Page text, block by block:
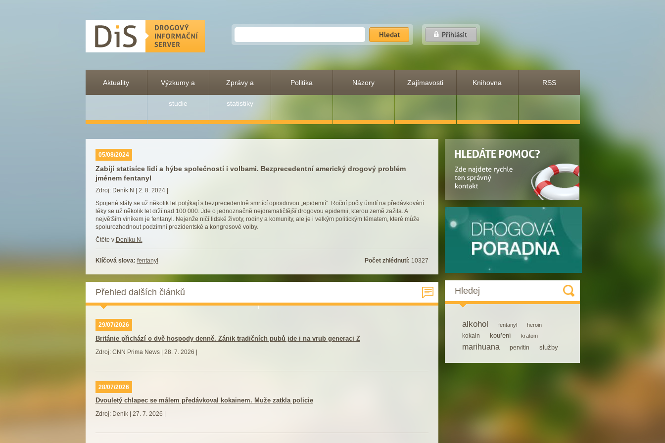
DiS - drogový informační server
05/08/2024
Zabíjí statisíce lidí a hýbe společností i volbami. Bezprecedentní americký drogový problém
jménem fentanyl
Zdroj: Deník N | 2. 8. 2024 |
Spojené státy se už několik let potýkají s bezprecedentně smrtící opioidovou „epidemií“. Roční počty úmrtí na předávkování
léky se už několik let drží nad 100 000. Jde o jednoznačně nejdramatičtější drogovou epidemii, kterou země zažila. A
největším viníkem je fentanyl. Nejenže ničí lidské životy, rodiny a komunity, ale je i velkým politickým tématem, které může
spolurozhodnout podzimní prezidentské a kongresové volby.
Čtěte v Deníku N.
Klíčová slova: fentanyl Počet zhlédnutí: 10327
Přehled dalších článků
29/07/2026
Británie přichází o dvě hospody denně. Zánik tradičních pubů jde i na vrub generaci Z
Zdroj: CNN Prima News | 28. 7. 2026 |
28/07/2026
Dvouletý chlapec se málem předávkoval kokainem. Muže zatkla policie
Zdroj: Deník | 27. 7. 2026 |
Hledej
alkohol fentanyl heroin
kokain kouření kratom
marihuana pervitin služby
Aktuality Výzkumy a
studie
Zprávy a
statistiky
Politika Názory Zajímavosti Knihovna RSS